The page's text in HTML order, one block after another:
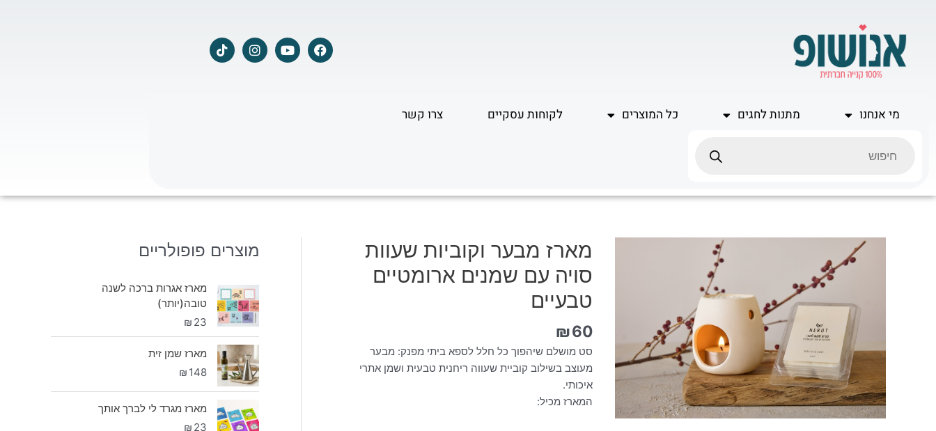
F
a
c
Y
o
u
I
n
s
T
i
k
מי אנחנו מתנות לחגים כל המוצרים לקוחות עסקיים צרו קשר
מארז מבער וקוביות שעוות
סויה עם שמנים ארומטיים
טבעיים
₪60
סט מושלם שיהפוך כל חלל לספא ביתי מפנק: מבער
מעוצב בשילוב קוביית שעווה ריחנית טבעית ושמן אתרי
איכותי.
המארז מכיל:
כמות
של
מארז
סויה
עם
שמנים
ארומטיים
טבעיים
מוצרים פופולריים
מארז אגרות ברכה לשנה
טובה(יותר)
₪ 23
מארז שמן זית
₪ 148
מארז מגרד לי לברך אותך
₪ 23